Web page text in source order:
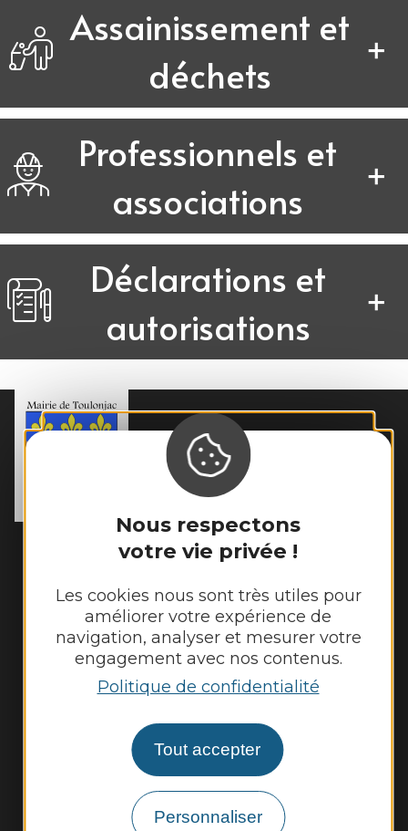
Nous respectons
votre vie privée !
Les cookies nous sont très utiles pour
améliorer votre expérience de
navigation, analyser et mesurer votre
engagement avec nos contenus.
Politique de confidentialité
Tout accepter
Personnaliser
Assainissement et
déchets
Professionnels et
associations
Déclarations et
autorisations
MAIRIE DETOULONJAC
10, rue du Mas Viel
12200 Toulonjac
Horaires d'ouverture :
Mardi, mercredi et jeudi : 8h - 12h et 13h30
- 17h30
Vendredi : 9h - 12h et 13h30 - 17h30